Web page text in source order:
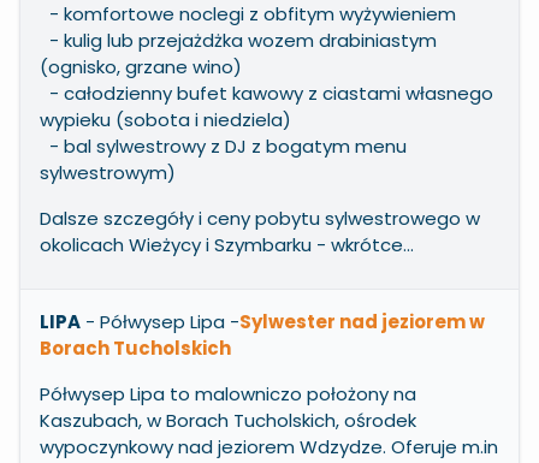
- komfortowe noclegi z obfitym wyżywieniem
- kulig lub przejażdżka wozem drabiniastym
(ognisko, grzane wino)
- całodzienny bufet kawowy z ciastami własnego
wypieku (sobota i niedziela)
- bal sylwestrowy z DJ z bogatym menu
sylwestrowym)
Dalsze szczegóły i ceny pobytu sylwestrowego w
okolicach Wieżycy i Szymbarku - wkrótce...
LIPA - Półwysep Lipa -Sylwester nad jeziorem w
Borach Tucholskich
Półwysep Lipa to malowniczo położony na
Kaszubach, w Borach Tucholskich, ośrodek
wypoczynkowy nad jeziorem Wdzydze. Oferuje m.in